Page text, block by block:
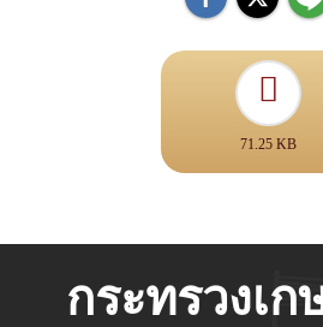
71.25 KB
กระทรวงเ